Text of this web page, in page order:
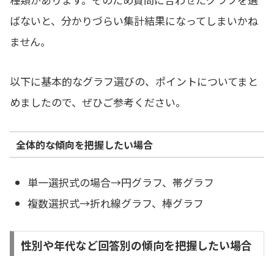
ばないと、分かりづらい集計結果になってしまいかね
ません。
以下に基本的なグラフ選びの、ポイントについてまと
めましたので、ぜひご参考ください。
全体的な傾向を把握したい場合
単一選択式の場合→円グラフ、帯グラフ
複数選択式→折れ線グラフ、棒グラフ
性別や年代など回答別の傾向を把握したい場合